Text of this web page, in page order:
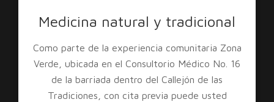
Medicina natural y tradicional
Como parte de la experiencia comunitaria Zona
Verde, ubicada en el Consultorio Médico No. 16
de la barriada dentro del Callejón de las
Tradiciones, con cita previa puede usted